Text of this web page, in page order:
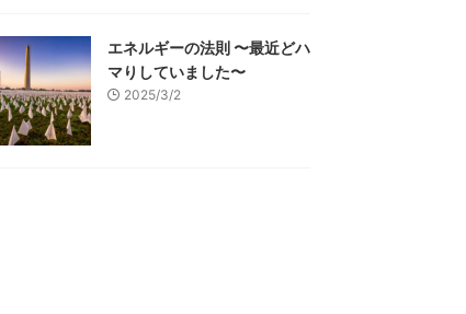
エネルギーの法則 〜最近どハ
マりしていました〜
2025/3/2